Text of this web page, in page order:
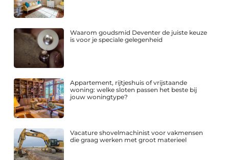
Waarom goudsmid Deventer de juiste keuze
is voor je speciale gelegenheid
Appartement, rijtjeshuis of vrijstaande
woning: welke sloten passen het beste bij
jouw woningtype?
Vacature shovelmachinist voor vakmensen
die graag werken met groot materieel